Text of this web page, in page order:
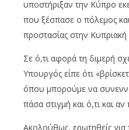
υποστήριξαν την Κύπρο
που ξέσπασε ο πόλεμος
προστασίας στην Κυπριακή
Σε ό,τι αφορά τη διμερή
Υπουργός είπε ότι
όπου μπορούμε να
πάσα στιγμή και ό,τι και
Ακολούθως, ερωτηθείς